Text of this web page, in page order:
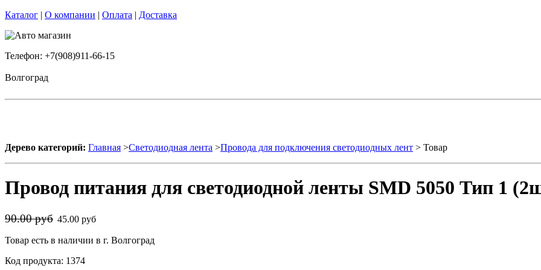
Каталог | О компании | Оплата | Доставка
Телефон: +7(908)911-66-15
Волгоград
Дерево категорий: Главная >Светодиодная лента >Провода для подключения светодиодных лент > Товар
Провод питания для светодиодной ленты SMD 5050 Тип 1
90.00 руб 45.00 руб
Товар есть в наличии в г. Волгоград
Код продукта: 1374